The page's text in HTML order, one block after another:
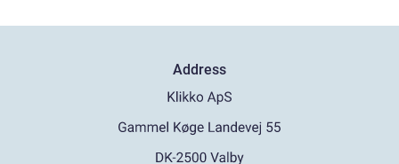
Address